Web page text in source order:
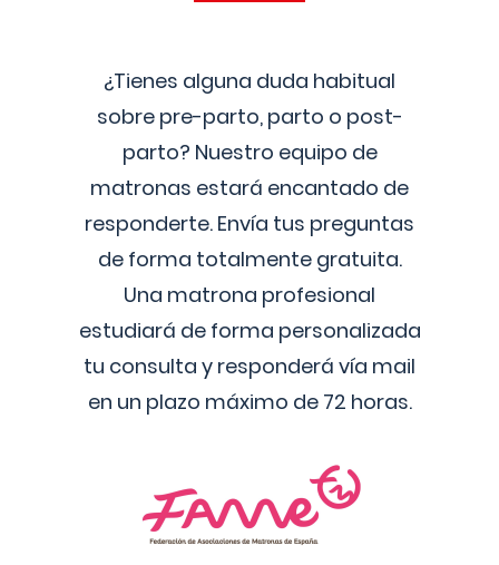
¿Tienes alguna duda habitual
sobre pre-parto, parto o post-
parto? Nuestro equipo de
matronas estará encantado de
responderte. Envía tus preguntas
de forma totalmente gratuita.
Una matrona profesional
estudiará de forma personalizada
tu consulta y responderá vía mail
en un plazo máximo de 72 horas.